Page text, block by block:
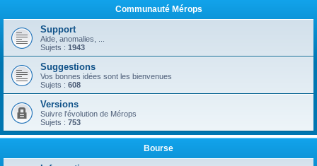
h
r
Communauté Mérops
Support
Aide, anomalies, ...
Sujets : 1943
Suggestions
Vos bonnes idées sont les bienvenues
Sujets : 608
Versions
Suivre l'évolution de Mérops
Sujets : 753
Bourse